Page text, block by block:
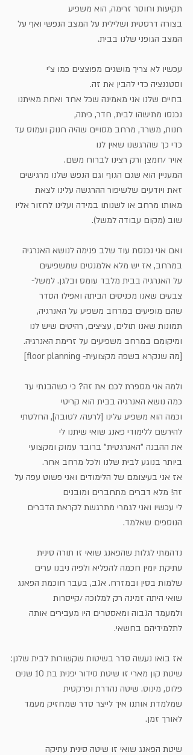
תקיעות וחוסר זרימה, הוא משפיע
בצורה דרסטית ושלילית על המצב הנפשי ואף על
המצב הגופני שלנו בבית.
עכשיו לא צריך מושגים מפוצצים כמו צ'י
וסטגנציה כדי להבין את זה.
בחיים שלנו אני מאמינה שכל אחד ואחת מאיתנו
נכנסו מתישהו לבית, חדר, כיתה,
חנות, משרד, מרחב מסויים שהיה חנוק ועמוס עד
כדי כך שהרגשנו שאין לנו
אויר /חמצן ורק רצינו לברוח משם.
המעניין הוא שגם הגוף וגם הנפש שלנו מרגישים
זאת ויודעים שלשיפור ההרגשה עלינו לצאת
מאותו מרחב או לשנותו במידה ועלינו לחזור אליו
שוב (מקום עבודה למשל).
ואם אני נכנסת עוד שלב פנימה לנושא האנרגיה
במרחב, אז יש מלא אלמנטים שמשפיעים
על האנרגיה בבית מלבד עומס ובלגן. למשל-
צבעים שאנו מכניסים הביתה ואפילו הסדר
שהם מופיעים במרחב משפיע על האנרגיה,
תמונות שאנו תולים, עציצים, רהיטים שיש לנו
ומיקומם במרחב משפיעים על זרימת האנרגיה.
[מה שנקרא בשפה מקצועית- floor planning]
ולמה אני מספרת לכם את זה? כי כשהבנתי עד
כמה נושא האנרגיה בבית הוא קריטי
וכמה הוא משפיע עלינו [לרעה/ לטובה], החלטתי
להירשם ללימודי פאנג שואי שיתנו לי
את ההבנה "האנרגטית" ברובד עמוק ומקצועי
ביותר בנוגע לבית שלנו ולכל מרחב אחר.
אז אני בעיצומם של הלימודים ואני פשוט עפה על
זה! מלא דברים מתחברים ומובנים
לי עכשיו ואני לגמרי מתרגשת לקראת הדברים
הנוספים שאלמד.
נדהמתי לגלות שהפאנג שואי זו תורה סינית
עתיקת יומין חכמה להפליא ולפיה ניבנו ערים
שלמות בסין ובמזרח. אגב, בעבר חוכמת הפאנג
שואי היתה זמינה רק למלוכה /קייסרות
ולמעמד הגבוה ומאסטרים היו מעבירים אותה
לתלמידיהם בחשאי.
אז בואו נעשה סדר בשיטות שקשורות לבית שלנן:
שיטת קון מארי זו שיטת סידור יפנית בת 10 שנים
פלוס, מינוס. שיטה נהדרת ופרקטית
שמלמדת אותנו איך לייצר סדר שמחזיק מעמד
לאורך זמן.
שיטת הפאנג שואי זו שיטה סינית עתיקה